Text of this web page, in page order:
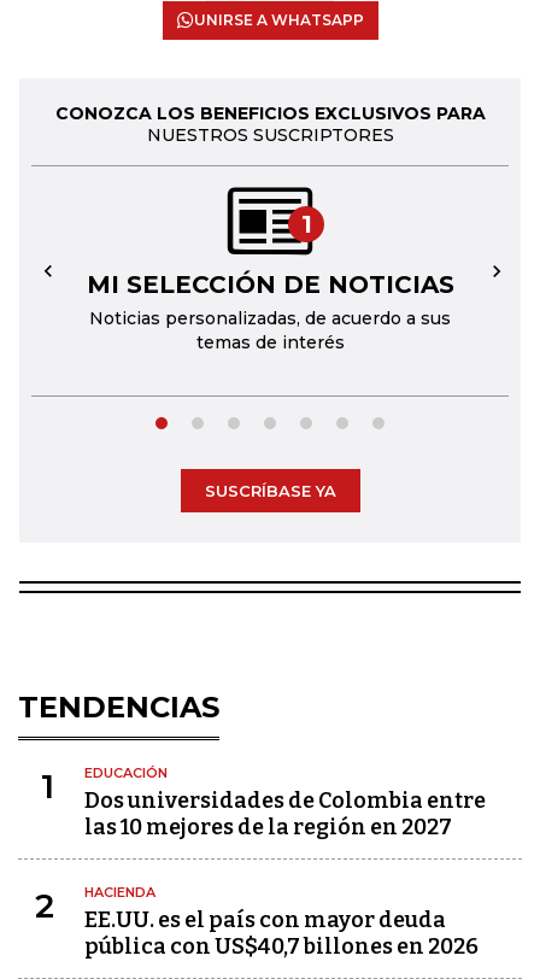
UNIRSE A WHATSAPP
CONOZCA LOS BENEFICIOS EXCLUSIVOS PARA
NUESTROS SUSCRIPTORES
1
MI SELECCIÓN DE NOTICIAS
Noticias personalizadas, de acuerdo a sus
temas de interés
← →
SUSCRÍBASE YA
TENDENCIAS
1 EDUCACIÓN
Dos universidades de Colombia entre
las 10 mejores de la región en 2027
2 HACIENDA
EE.UU. es el país con mayor deuda
pública con US$40,7 billones en 2026